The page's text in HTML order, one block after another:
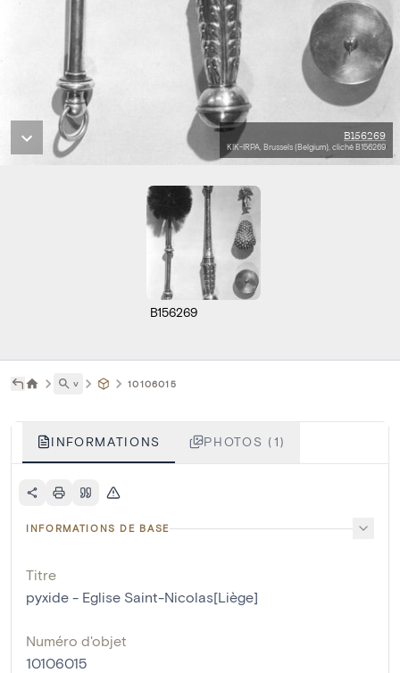
B156269
KIK-IRPA, Brussels (Belgium), cliché B156269
B156269
˅ 10106015
INFORMATIONS PHOTOS (1)
INFORMATIONS DE BASE
Titre
pyxide - Eglise Saint-Nicolas[Liège]
Numéro d'objet
10106015